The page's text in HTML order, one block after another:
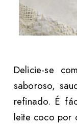
Delicie-se
saboroso,
refinado. É
leite coco por